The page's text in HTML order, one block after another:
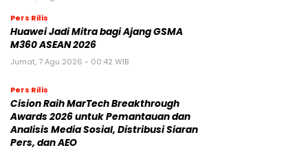
Pers Rilis
Huawei Jadi Mitra bagi Ajang GSMA
M360 ASEAN 2026
Jumat, 7 Agu 2026 - 00:42 WIB
Pers Rilis
Cision Raih MarTech Breakthrough
Awards 2026 untuk Pemantauan dan
Analisis Media Sosial, Distribusi Siaran
Pers, dan AEO